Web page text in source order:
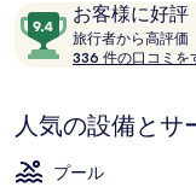
パ
の
真
ギ
は
￥19,432
口
コ
ミ
お客様に好評
10
段
階
9.4、
お
客
旅行者から高評価
336 件の口コミを
人気の設備とサ
プール